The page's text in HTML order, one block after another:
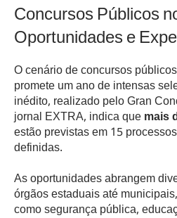
Concursos Públicos
Oportunidades e
O cenário de concursos
promete um ano de intensas
inédito, realizado pelo Gran
jornal EXTRA, indica quemais
estão previstas em 15
definidas.
As oportunidades abrangem
órgãos estaduais até
como segurança pública,